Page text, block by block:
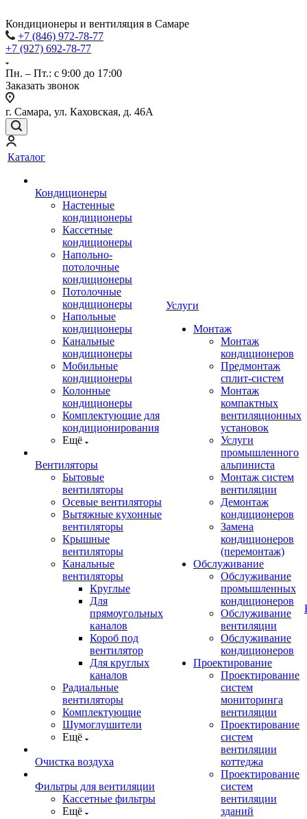
Кондиционеры и вентиляция в Самаре
+7 (846) 972-78-77
+7 (927) 692-78-77
Пн. – Пт.: с 9:00 до 17:00
Заказать звонок
г. Самара, ул. Каховская, д. 46А
Каталог
Кондиционеры
Настенные
кондиционеры
Кассетные
кондиционеры
Напольно-
потолочные
кондиционеры
Потолочные
кондиционеры
Напольные
кондиционеры
Канальные
кондиционеры
Мобильные
кондиционеры
Колонные
кондиционеры
Комплектующие для
кондиционирования
Ещё
Вентиляторы
Бытовые
вентиляторы
Осевые вентиляторы
Вытяжные кухонные
вентиляторы
Крышные
вентиляторы
Канальные
вентиляторы
Круглые
Для
прямоугольных
каналов
Короб под
вентилятор
Для круглых
каналов
Радиальные
вентиляторы
Комплектующие
Шумоглушители
Ещё
Очистка воздуха
Фильтры для вентиляции
Кассетные фильтры
Ещё
Услуги
Монтаж
Монтаж
кондиционеров
Предмонтаж
сплит-систем
Монтаж
компактных
вентиляционных
установок
Услуги
промышленного
альпиниста
Монтаж систем
вентиляции
Демонтаж
кондиционеров
Замена
кондиционеров
(перемонтаж)
Обслуживание
Обслуживание
промышленных
кондиционеров
Обслуживание
вентиляции
Обслуживание
кондиционеров
Проектирование
Проектирование
систем
мониторинга
вентиляции
Проектирование
систем
вентиляции
коттеджа
Проектирование
систем
вентиляции
зданий